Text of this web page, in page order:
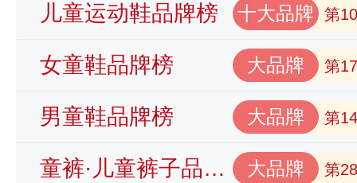
儿童运动鞋品牌榜 十大品牌 第
女童鞋品牌榜 大品牌 第
男童鞋品牌榜 大品牌 第
童裤·儿童裤子品牌榜 大品牌 第